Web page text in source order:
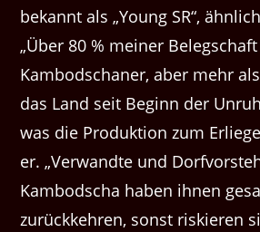
bekannt als „Young SR“,
„Über 80 % meiner
Kambodschaner, aber mehr
das Land seit Beginn der
was die Produktion zum
er. „Verwandte und
Kambodscha haben ihnen
zurückkehren, sonst riskieren